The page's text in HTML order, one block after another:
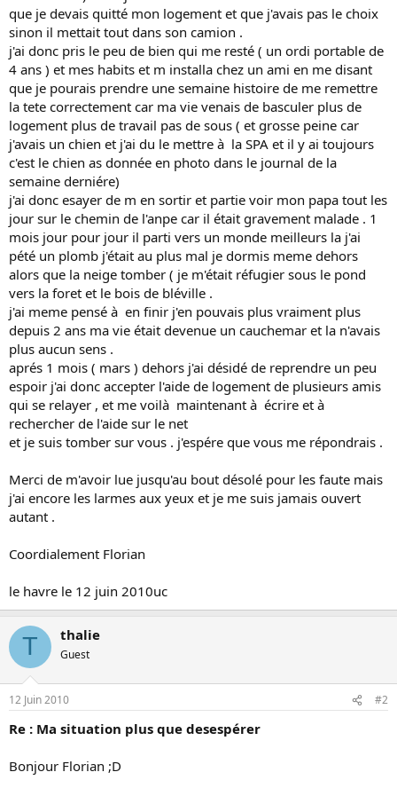
que je devais quitté mon logement et que j'avais pas le choix
sinon il mettait tout dans son camion .
j'ai donc pris le peu de bien qui me resté ( un ordi portable de
4 ans ) et mes habits et m installa chez un ami en me disant
que je pourais prendre une semaine histoire de me remettre
la tete correctement car ma vie venais de basculer plus de
logement plus de travail pas de sous ( et grosse peine car
j'avais un chien et j'ai du le mettre à la SPA et il y ai toujours
c'est le chien as donnée en photo dans le journal de la
semaine derniére)
j'ai donc esayer de m en sortir et partie voir mon papa tout les
jour sur le chemin de l'anpe car il était gravement malade . 1
mois jour pour jour il parti vers un monde meilleurs la j'ai
pété un plomb j'était au plus mal je dormis meme dehors
alors que la neige tomber ( je m'était réfugier sous le pond
vers la foret et le bois de bléville .
j'ai meme pensé à en finir j'en pouvais plus vraiment plus
depuis 2 ans ma vie était devenue un cauchemar et la n'avais
plus aucun sens .
aprés 1 mois ( mars ) dehors j'ai désidé de reprendre un peu
espoir j'ai donc accepter l'aide de logement de plusieurs amis
qui se relayer , et me voilà maintenant à écrire et à
rechercher de l'aide sur le net
et je suis tomber sur vous . j'espére que vous me répondrais .
Merci de m'avoir lue jusqu'au bout désolé pour les faute mais
j'ai encore les larmes aux yeux et je me suis jamais ouvert
autant .
Coordialement Florian
le havre le 12 juin 2010uc
T thalie
Guest
12 Juin 2010 #2
Re : Ma situation plus que desespérer
Bonjour Florian ;D